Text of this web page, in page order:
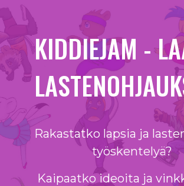
Siirry suoraan sisältöön
KIDDIEJAM -
Rakastatko lapsia ja
työskentelyä?
Kaipaatko ideoita ja